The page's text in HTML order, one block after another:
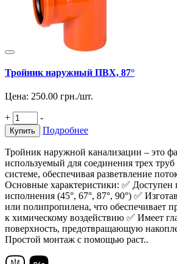
Тройник наружный ПВХ, 87°
Цена: 250.00 грн./шт.
+ -
Купить Подробнее
Тройник наружной канализации – это
используемый для соединения трех
системе, обеспечивая разветвление
Основные характеристики: ✅ Доступен
исполнения (45°, 67°, 87°, 90°) ✅
или полипропилена, что обеспечивает
к химическому воздействию ✅ Имеет
поверхность, предотвращающую
Простой монтаж с помощью раст..